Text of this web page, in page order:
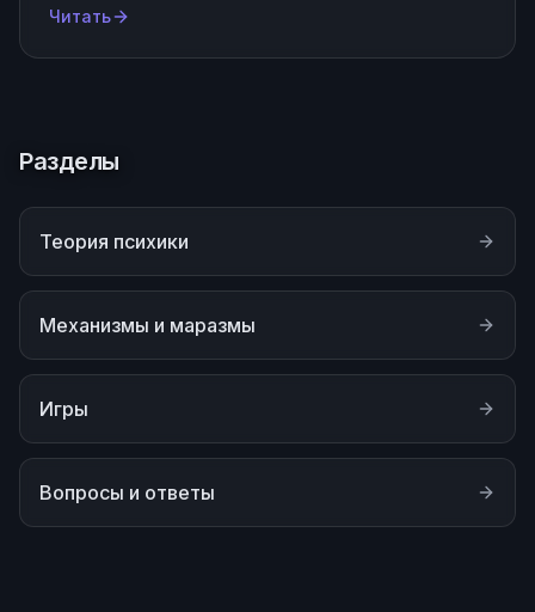
Читать
Разделы
Теория психики
Механизмы и маразмы
Игры
Вопросы и ответы